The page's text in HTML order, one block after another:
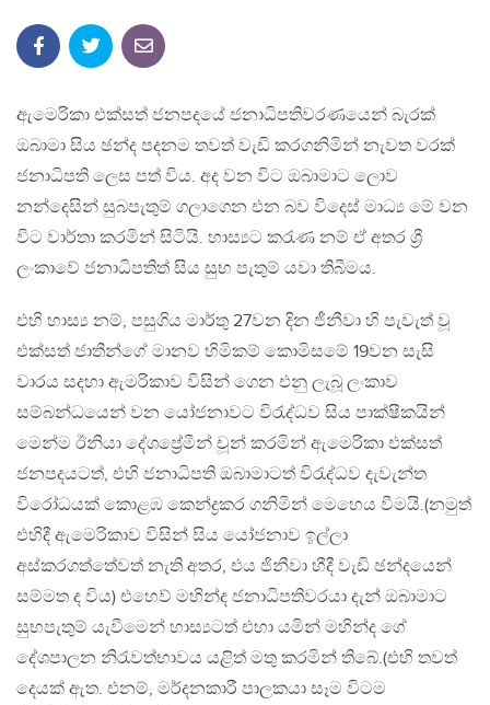
ඇමෙරිකා එක්සත් ජනපදයේ ජනාධිපතිවරණයෙන් බැරක්
ඔබාමා සිය ඡන්ද පදනම තවත් වැඩි කරගනිමින් නැවත වරක්
ජනාධිපති ලෙස පත් විය. අද වන විට ඔබාමාට ලොව
නන්දෙසින් සුබපැතුම් ගලාගෙන එන බව විදෙස් මාධ්‍ය මේ වන
විට වාර්තා කරමින් සිටියි. හාස්‍යට කරැණ නම් ඒ අතර ශ්‍රී
ලංකාවේ ජනාධිපතිත් සිය සුභ පැතුම් යවා තිබීමය.
එහි හාස්‍ය නම්, පසුගිය මාර්තු 27වන දින ජීනීවා හි පැවැත් වූ
එක්සත් ජාතීන්ගේ මානව හිමිකම් කොමිසමේ 19වන සැසි
වාරය සදහා ඇමරිකාව විසින් ගෙන එනු ලැබූ ලංකාව
සම්බන්ධයෙන් වන යෝජනාවට විරැද්ධව සිය පාක්ෂීකයින්
මෙන්ම ඊනියා දේශප්‍රේමීන් චූන් කරමින් ඇමෙරිකා එක්සත්
ජනපදයටත්, එහි ජනාධිපති ඔබාමාටත් විරැද්ධව දැවැන්ත
විරෝධයක් කොළඹ කෙන්ද්‍රකර ගනිමින් මෙහෙය වීමයි.(නමුත්
එහිදී ඇමෙරිකාව විසින් සිය යෝජනාව ඉල්ලා
අස්කරගත්තේවත් නැති අතර, එය ජිනීවා හීදී වැඩි ඡන්දයෙන්
සම්මත ද විය) එහෙව් මහින්ද ජනාධිපතිවරයා දැන් ඔබාමාට
සුභපැතුම් යැවීමෙන් හාස්‍යටත් එහා යමින් මහින්ද ගේ
දේශපාලන නිරැවත්භාවය යළිත් මතු කරමින් තිබේ.(එහි තවත්
දෙයක් ඇත. එනම්, මර්දනකාරී පාලකයා සෑම විටම